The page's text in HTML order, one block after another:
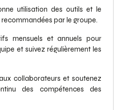
utilisation des outils et le
par le groupe.
mensuels et annuels pour
et suivez régulièrement les
collaborateurs et soutenez
des compétences des